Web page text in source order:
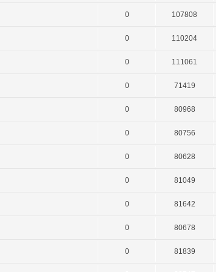
0 107808
0 110204
0 111061
0 71419
0 80968
0 80756
0 80628
0 81049
0 81642
0 80678
0 81839